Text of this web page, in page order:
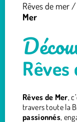
Rêves de mer /
Mer
Rêves de Mer,
travers toute la
passionnés,